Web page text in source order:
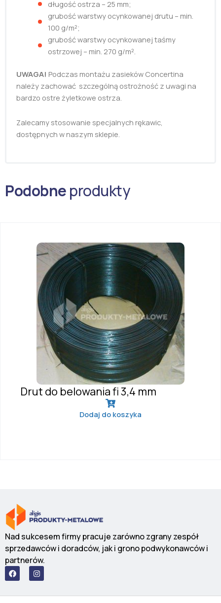
długość ostrza – 25 mm;
grubość warstwy ocynkowanej drutu – min.
100 g/m²;
grubość warstwy ocynkowanej taśmy
ostrzowej – min. 270 g/m².
UWAGA! Podczas montażu zasieków Concertina
należy zachować szczególną ostrożność z uwagi na
bardzo ostre żyletkowe ostrza.
Zalecamy stosowanie specjalnych rękawic,
dostępnych w naszym sklepie.
Podobneprodukty
Drut do belowania fi 3,4 mm
Dodaj do koszyka
Nad sukcesem firmy pracuje zarówno zgrany zespół
sprzedawców i doradców, jak i grono podwykonawców i
partnerów.
F
a
c
b
I
n
s
a